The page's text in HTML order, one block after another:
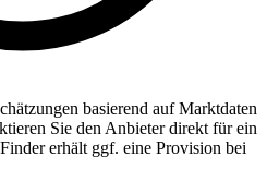
ätzungen basierend auf Marktdaten
Sie den Anbieter direkt für ein
erhält ggf. eine Provision bei